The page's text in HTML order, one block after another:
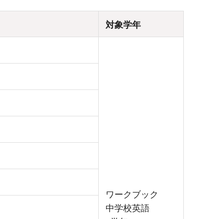
対象学年
ワークブック
中学校英語